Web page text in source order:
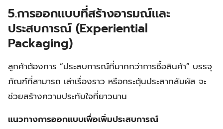
5.การออกแบบที่สร้างอารมณ์และ
ประสบการณ์ (Experiential
Packaging)
ลูกค้าต้องการ “ประสบการณ์ที่มากกว่าการซื้อสินค้า” บรรจุ
ภัณฑ์ที่สามารถ เล่าเรื่องราว หรือกระตุ้นประสาทสัมผัส จะ
ช่วยสร้างความประทับใจที่ยาวนาน
แนวทางการออกแบบเพื่อเพิ่มประสบการณ์